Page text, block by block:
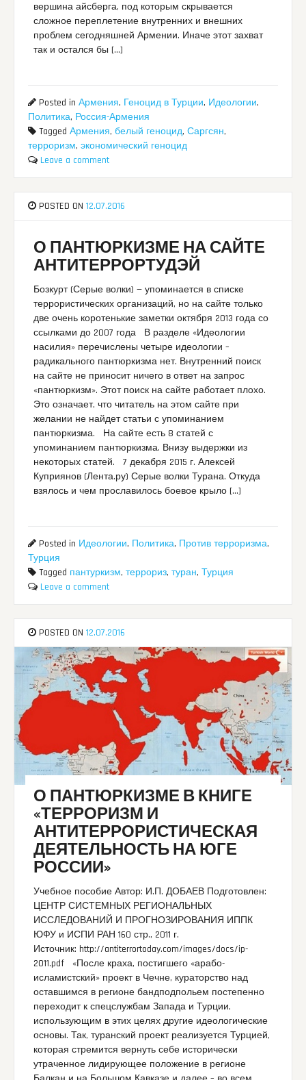
вершина айсберга, под которым скрывается
сложное переплетение внутренних и внешних
проблем сегодняшней Армении. Иначе этот захват
так и остался бы […]
Posted inАрмения, Геноцид в Турции, Идеологии,
Политика, Россия-Армения
TaggedАрмения,белый геноцид,Саргсян,
терроризм,экономический геноцид
Leave a comment
POSTED ON12.07.2016
О ПАНТЮРКИЗМЕ НА САЙТЕ
АНТИТЕРРОРТУДЭЙ
Бозкурт (Серые волки) — упоминается в списке
террористических организаций, но на сайте только
две очень коротенькие заметки октября 2013 года со
ссылками до 2007 года В разделе «Идеологии
насилия» перечислены четыре идеологии –
радикального пантюркизма нет. Внутренний поиск
на сайте не приносит ничего в ответ на запрос
«пантюркизм». Этот поиск на сайте работает плохо.
Это означает, что читатель на этом сайте при
желании не найдет статьи с упоминанием
пантюркизма. На сайте есть 8 статей с
упоминанием пантюркизма. Внизу выдержки из
некоторых статей. 7 декабря 2015 г. Алексей
Куприянов (Лента.ру) Серые волки Турана. Откуда
взялось и чем прославилось боевое крыло […]
Posted in Идеологии, Политика, Против терроризма,
Турция
Tagged пантуркизм,террориз,туран,Турция
Leave a comment
POSTED ON12.07.2016
О ПАНТЮРКИЗМЕ В КНИГЕ
«ТЕРРОРИЗМ И
АНТИТЕРРОРИСТИЧЕСКАЯ
ДЕЯТЕЛЬНОСТЬ НА ЮГЕ
РОССИИ»
Учебное пособие Автор: И.П. ДОБАЕВ Подготовлен:
ЦЕНТР СИСТЕМНЫХ РЕГИОНАЛЬНЫХ
ИССЛЕДОВАНИЙ И ПРОГНОЗИРОВАНИЯ ИППК
ЮФУ и ИСПИ РАН 160 стр., 2011 г.
Источник: http://antiterrortoday.com/images/docs/ip-
2011.pdf «После краха, постигшего «арабо-
исламистский» проект в Чечне, кураторство над
оставшимся в регионе бандподпольем постепенно
переходит к спецслужбам Запада и Турции,
использующим в этих целях другие идеологические
основы. Так, туранский проект реализуется Турцией,
которая стремится вернуть себе исторически
утраченное лидирующее положение в регионе